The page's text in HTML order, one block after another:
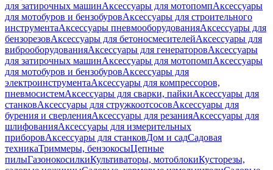
для затирочных машинАксессуары для мотопомпАксессуары
для мотобуров и бензобуровАксессуары для строительного
инструментаАксессуары пневмооборудованияАксессуары для
бензорезовАксессуары для бетоносмесителейАксессуары для
виброоборудованияАксессуары для генераторовАксессуары
для затирочных машинАксессуары для мотопомпАксессуары
для мотобуров и бензобуровАксессуары для
электроинструментаАксессуары для компрессоров,
пневмосистемАксессуары для сварки, пайкиАксессуары для
станковАксессуары для стружкоотсосовАксессуары для
бурения и сверленияАксессуары для резанияАксессуары для
шлифованияАксессуары для измерительных
приборовАксессуары для станковДом и садСадовая
техникаТриммеры, бензокосыЦепные
пилыГазонокосилкиКультиваторы, мотоблокиКусторезы,